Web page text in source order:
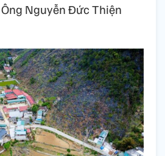
Nguyễn Đức Thiện